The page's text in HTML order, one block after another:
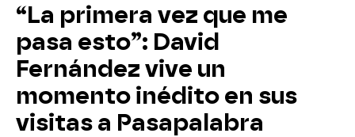
“La primera vez que me
pasa esto”: David
Fernández vive un
momento inédito en sus
visitas a Pasapalabra